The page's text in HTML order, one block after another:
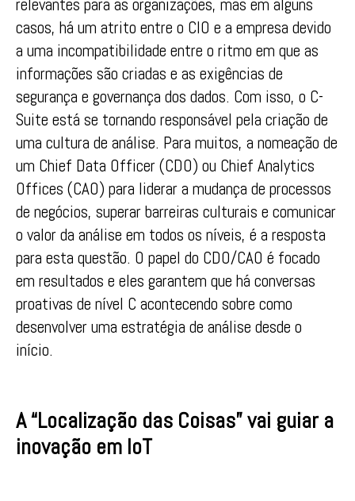
relevantes para as organizações, mas em alguns
casos, há um atrito entre o CIO e a empresa devido
a uma incompatibilidade entre o ritmo em que as
informações são criadas e as exigências de
segurança e governança dos dados. Com isso, o C-
Suite está se tornando responsável pela criação de
uma cultura de análise. Para muitos, a nomeação de
um Chief Data Officer (CDO) ou Chief Analytics
Offices (CAO) para liderar a mudança de processos
de negócios, superar barreiras culturais e comunicar
o valor da análise em todos os níveis, é a resposta
para esta questão. O papel do CDO/CAO é focado
em resultados e eles garantem que há conversas
proativas de nível C acontecendo sobre como
desenvolver uma estratégia de análise desde o
início.
A “Localização das Coisas” vai guiar a
inovação em IoT